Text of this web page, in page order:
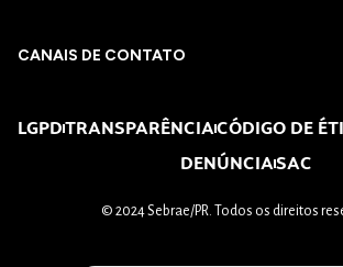
CANAIS DE CONTATO
LGPDTRANSPARÊNCIACÓDIGO DE
DENÚNCIASAC
© 2024 Sebrae/PR. Todos os direitos